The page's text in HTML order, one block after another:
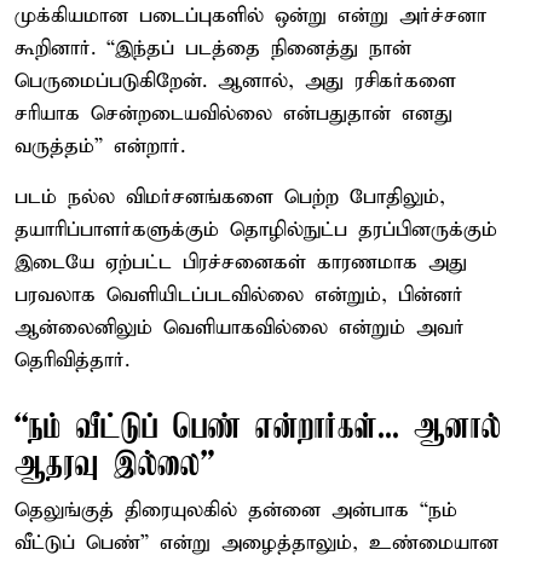
முக்கியமான படைப்புகளில் ஒன்று என்று அர்ச்சனா
கூறினார். “இந்தப் படத்தை நினைத்து நான்
பெருமைப்படுகிறேன். ஆனால், அது ரசிகர்களை
சரியாக சென்றடையவில்லை என்பதுதான் எனது
வருத்தம்” என்றார்.
படம் நல்ல விமர்சனங்களை பெற்ற போதிலும்,
தயாரிப்பாளர்களுக்கும் தொழில்நுட்ப தரப்பினருக்கும்
இடையே ஏற்பட்ட பிரச்சனைகள் காரணமாக அது
பரவலாக வெளியிடப்படவில்லை என்றும், பின்னர்
ஆன்லைனிலும் வெளியாகவில்லை என்றும் அவர்
தெரிவித்தார்.
“நம் வீட்டுப் பெண் என்றார்கள்... ஆனால்
ஆதரவு இல்லை”
தெலுங்குத் திரையுலகில் தன்னை அன்பாக “நம்
வீட்டுப் பெண்” என்று அழைத்தாலும், உண்மையான